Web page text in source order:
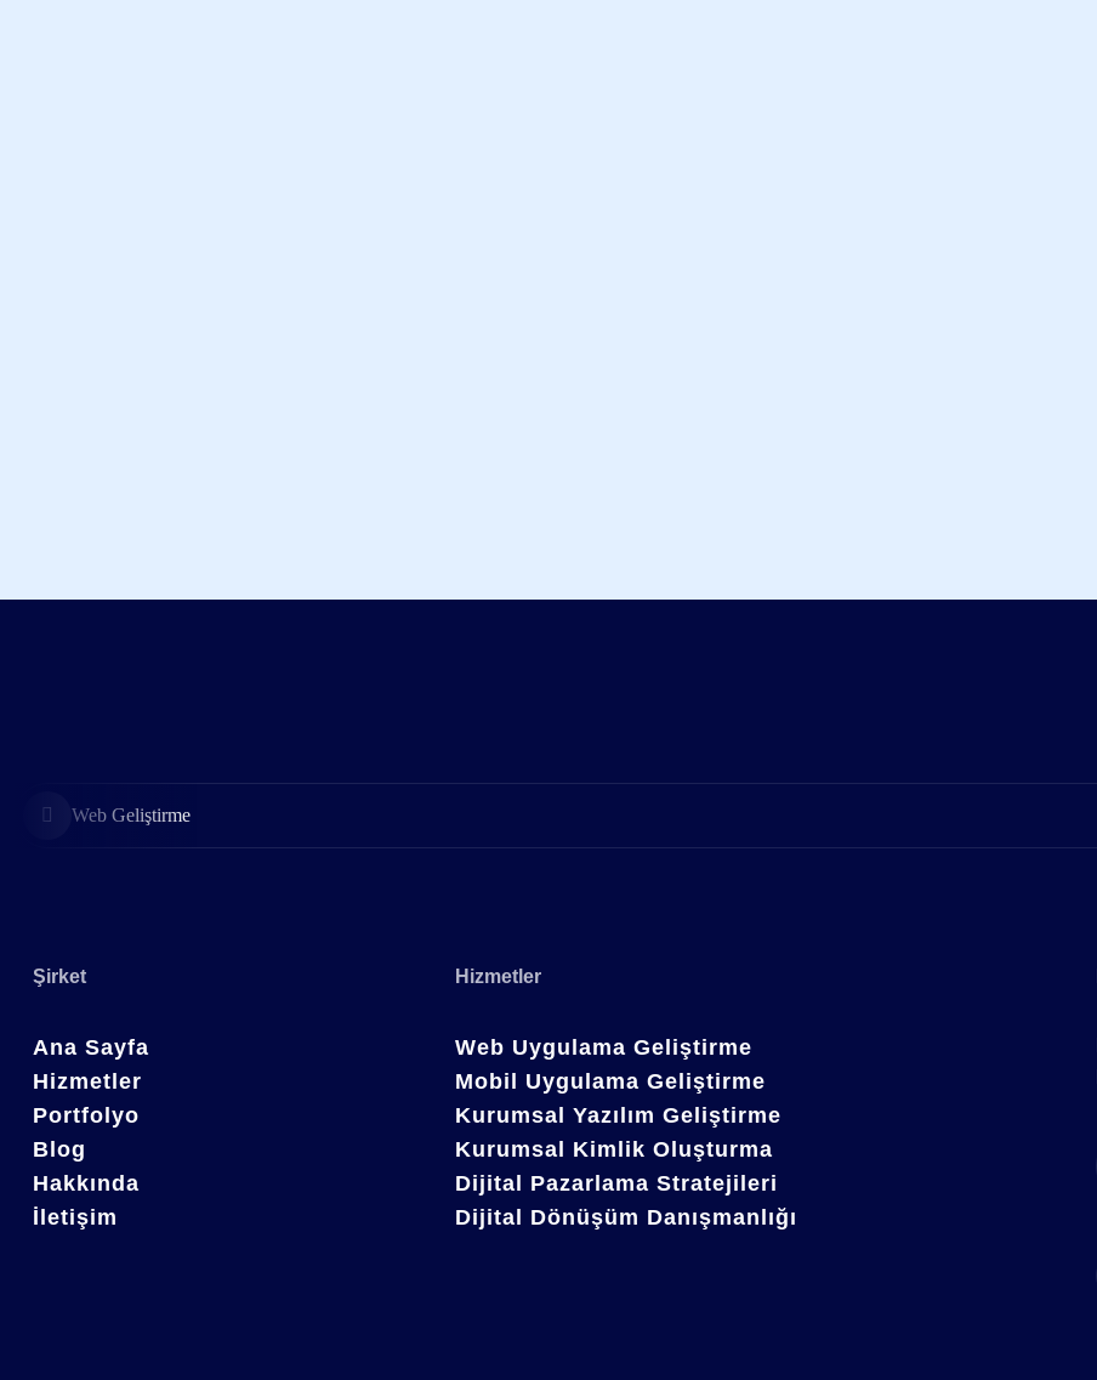
Web Geliştirme
Şirket
Ana Sayfa
Hizmetler
Portfolyo
Blog
Hakkında
İletişim
Hizmetler
Web Uygulama Geliştirme
Mobil Uygulama Geliştirme
Kurumsal Yazılım Geliştirme
Kurumsal Kimlik Oluşturma
Dijital Pazarlama Stratejileri
Dijital Dönüşüm Danışmanlığı